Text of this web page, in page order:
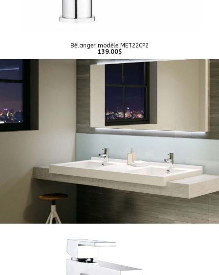
Bélanger modèle MET22CP2
139.00$